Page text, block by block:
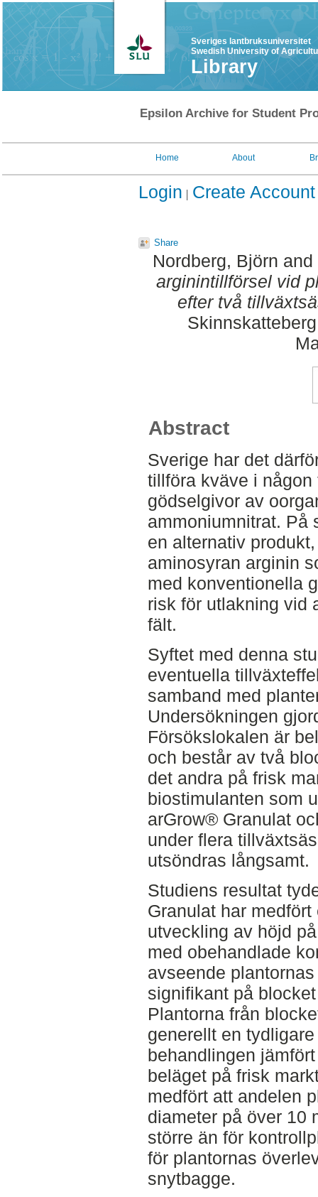
Sveriges lantbruksuniversitet
Swedish University of
Library
Epsilon Archive for Student
Home About
Login Create Account
Share
Nordberg, Björn and
arginintillförsel vid
efter två
Abstract
Sverige har det
tillföra kväve i
gödselgivor av
ammoniumnitrat. På
en alternativ
aminosyran arginin
med konventionella
risk för utlakning vid
fält.
Syftet med denna
eventuella
samband med
Undersökningen
Försökslokalen är
och består av två
det andra på frisk
biostimulanten som
arGrow® Granulat
under flera
utsöndras långsamt.
Studiens resultat
Granulat har
utveckling av höjd
med obehandlade
avseende
signifikant på
Plantorna från
generellt en
behandlingen
beläget på frisk
medfört att andelen
diameter på över 10
större än för
för plantornas
snytbagge.